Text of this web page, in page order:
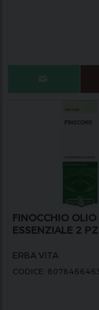
FINOCCHIO OLIO
ESSENZIALE 2
ERBA VITA
CODICE: